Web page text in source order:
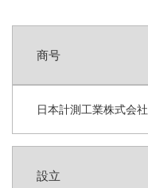
商号
日本計測工業株式会社
設立
強み